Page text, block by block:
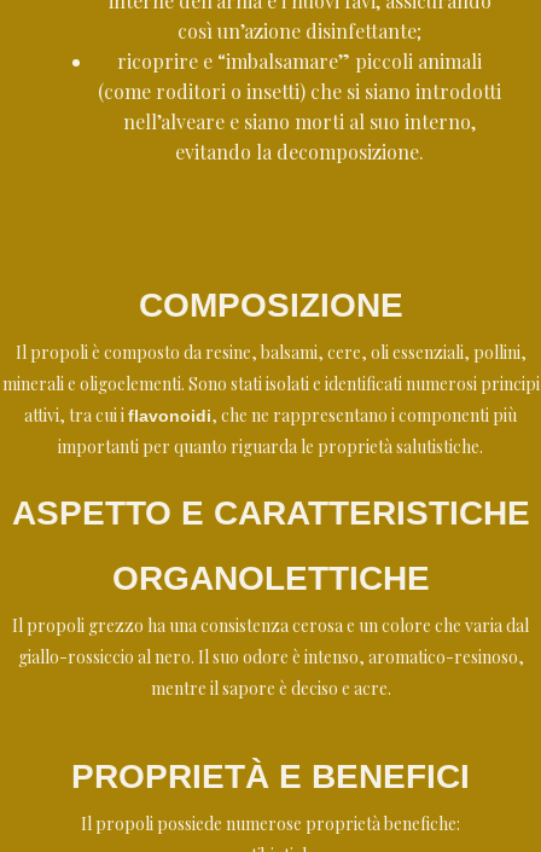
così un’azione disinfettante;
ricoprire e “imbalsamare” piccoli animali
(come roditori o insetti) che si siano introdotti
nell’alveare e siano morti al suo interno,
evitando la decomposizione.
COMPOSIZIONE
Il propoli è composto da resine, balsami, cere, oli essenziali, pollini,
minerali e oligoelementi. Sono stati isolati e identificati numerosi principi
attivi, tra cui iflavonoidi, che ne rappresentano i componenti più
importanti per quanto riguarda le proprietà salutistiche.
ASPETTO E CARATTERISTICHE
ORGANOLETTICHE
Il propoli grezzo ha una consistenza cerosa e un colore che varia dal
giallo-rossiccio al nero. Il suo odore è intenso, aromatico-resinoso,
mentre il sapore è deciso e acre.
PROPRIETÀ E BENEFICI
Il propoli possiede numerose proprietà benefiche: